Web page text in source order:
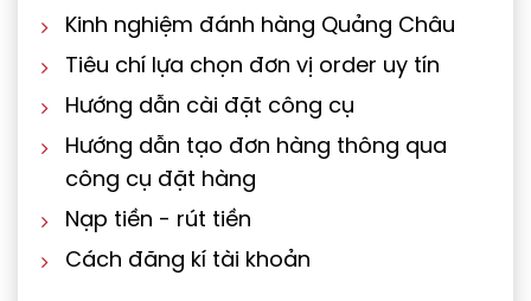
Kinh nghiệm đánh hàng Quảng Châu
Tiêu chí lựa chọn đơn vị order uy tín
Hướng dẫn cài đặt công cụ
Hướng dẫn tạo đơn hàng thông qua
công cụ đặt hàng
Nạp tiền - rút tiền
Cách đăng kí tài khoản